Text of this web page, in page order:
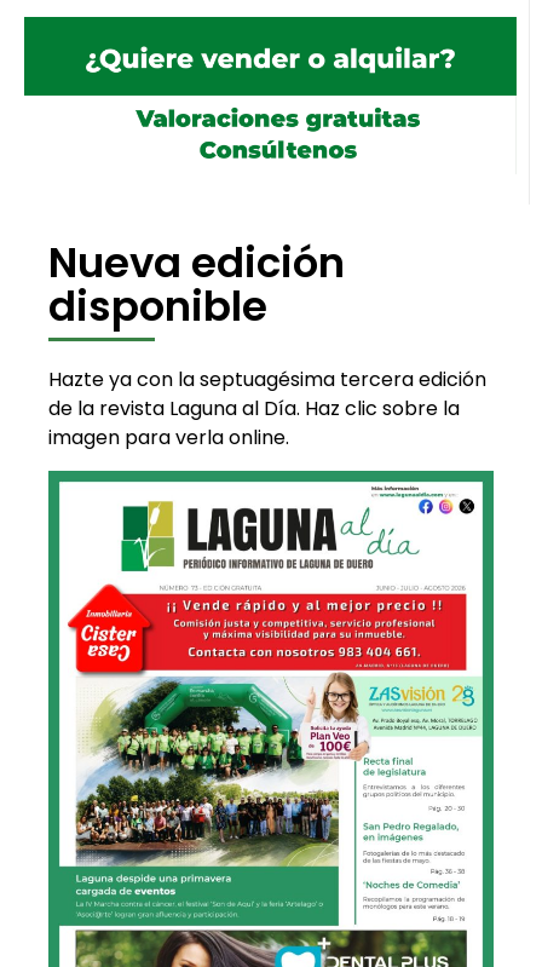
Nueva edición
disponible
Hazte ya con la septuagésima tercera edición
de la revista Laguna al Día. Haz clic sobre la
imagen para verla online.